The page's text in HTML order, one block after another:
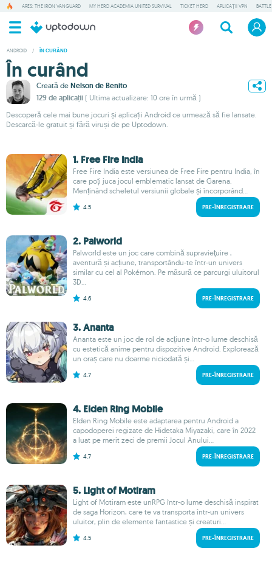
ARES: THE IRON VANGUARD MY HERO ACADEMIA UNITED SURVIVAL TICKET HERO APLICAȚII VPN
ANDROID / ÎN CURÂND
În curând
Creată de Nelson de Benito
129 de aplicații ( Ultima actualizare: 10 ore în urmă )
Descoperă cele mai bune jocuri și aplicații Android ce urmează să fie lansate.
Descarcă-le gratuit și fără viruși de pe Uptodown.
1. Free Fire India
Free Fire India este versiunea de Free Fire pentru India, în
care poți juca jocul emblematic lansat de Garena.
Menținând scheletul versiunii globale și încorporând...
4.5 PRE-ÎNREGISTRARE
2. Palworld
Palworld este un joc care combină supravieţuire ,
aventură și acțiune, transportându-te într-un univers
similar cu cel al Pokémon. Pe măsură ce parcurgi uluitorul
3D...
4.6 PRE-ÎNREGISTRARE
3. Ananta
Ananta este un joc de rol de acțiune într-o lume deschisă
cu estetică anime pentru dispozitive Android. Explorează
un oraș care nu doarme niciodată și...
4.7 PRE-ÎNREGISTRARE
4. Elden Ring Mobile
Elden Ring Mobile este adaptarea pentru Android a
capodoperei regizate de Hidetaka Miyazaki, care în 2022
a luat pe merit zeci de premii Jocul Anului...
4.7 PRE-ÎNREGISTRARE
5. Light of Motiram
Light of Motiram este unRPG într-o lume deschisă inspirat
de saga Horizon, care te va transporta într-un univers
uluitor, plin de elemente fantastice și creaturi...
4.5 PRE-ÎNREGISTRARE